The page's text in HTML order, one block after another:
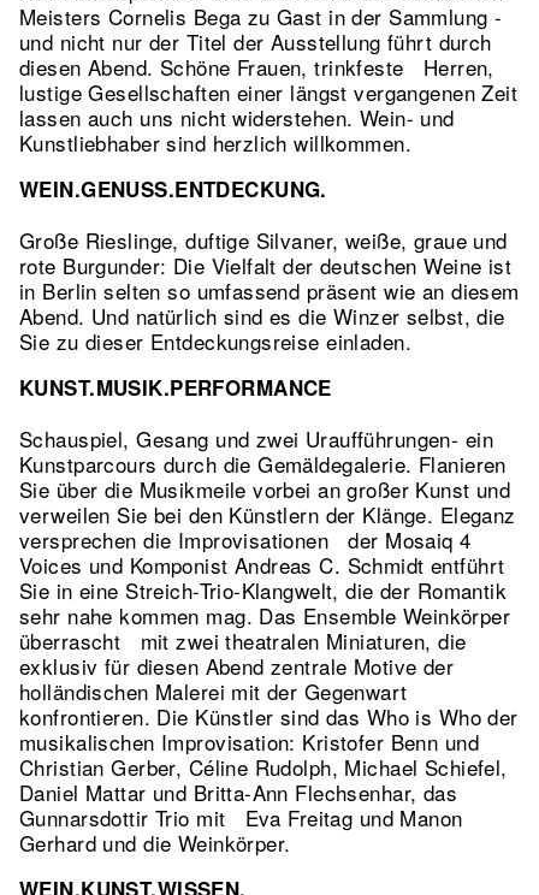
Meisters Cornelis Bega zu Gast in der Sammlung -
und nicht nur der Titel der Ausstellung führt durch
diesen Abend. Schöne Frauen, trinkfeste Herren,
lustige Gesellschaften einer längst vergangenen Zeit
lassen auch uns nicht widerstehen. Wein- und
Kunstliebhaber sind herzlich willkommen.
WEIN.GENUSS.ENTDECKUNG.
Große Rieslinge, duftige Silvaner, weiße, graue und
rote Burgunder: Die Vielfalt der deutschen Weine ist
in Berlin selten so umfassend präsent wie an diesem
Abend. Und natürlich sind es die Winzer selbst, die
Sie zu dieser Entdeckungsreise einladen.
KUNST.MUSIK.PERFORMANCE
Schauspiel, Gesang und zwei Uraufführungen- ein
Kunstparcours durch die Gemäldegalerie. Flanieren
Sie über die Musikmeile vorbei an großer Kunst und
verweilen Sie bei den Künstlern der Klänge. Eleganz
versprechen die Improvisationen der Mosaiq 4
Voices und Komponist Andreas C. Schmidt entführt
Sie in eine Streich-Trio-Klangwelt, die der Romantik
sehr nahe kommen mag. Das Ensemble Weinkörper
überrascht mit zwei theatralen Miniaturen, die
exklusiv für diesen Abend zentrale Motive der
holländischen Malerei mit der Gegenwart
konfrontieren. Die Künstler sind das Who is Who der
musikalischen Improvisation: Kristofer Benn und
Christian Gerber, Céline Rudolph, Michael Schiefel,
Daniel Mattar und Britta-Ann Flechsenhar, das
Gunnarsdottir Trio mit Eva Freitag und Manon
Gerhard und die Weinkörper.
WEIN.KUNST.WISSEN.